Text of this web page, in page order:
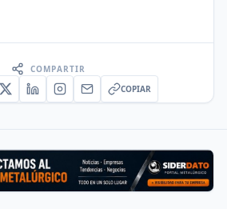
COMPARTIR
COPIAR